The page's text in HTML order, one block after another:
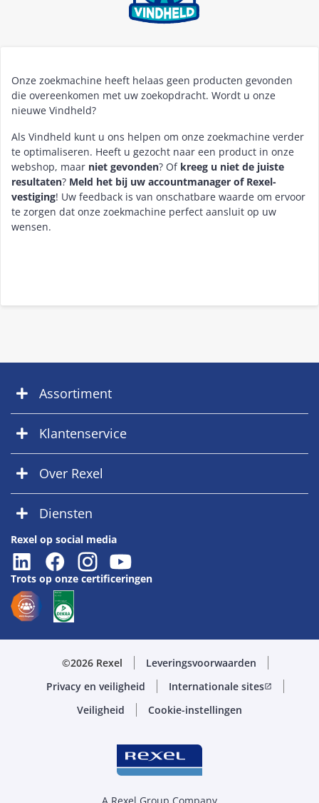
Onze zoekmachine heeft helaas geen producten gevonden
die overeenkomen met uw zoekopdracht. Wordt u onze
nieuwe Vindheld?
Als Vindheld kunt u ons helpen om onze zoekmachine verder
te optimaliseren. Heeft u gezocht naar een product in onze
webshop, maar niet gevonden? Of kreeg u niet de juiste
resultaten? Meld het bij uw accountmanager of Rexel-
vestiging! Uw feedback is van onschatbare waarde om ervoor
te zorgen dat onze zoekmachine perfect aansluit op uw
wensen.
Assortiment
Klantenservice
Over Rexel
Diensten
Rexel op social media
Trots op onze certificeringen
©2026 Rexel
Leveringsvoorwaarden
Privacy en veiligheid
Internationale sitesopen_in_new
Veiligheid Cookie-instellingen